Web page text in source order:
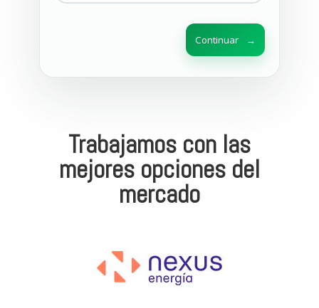
Continuar →
Trabajamos con las
mejores opciones del
mercado